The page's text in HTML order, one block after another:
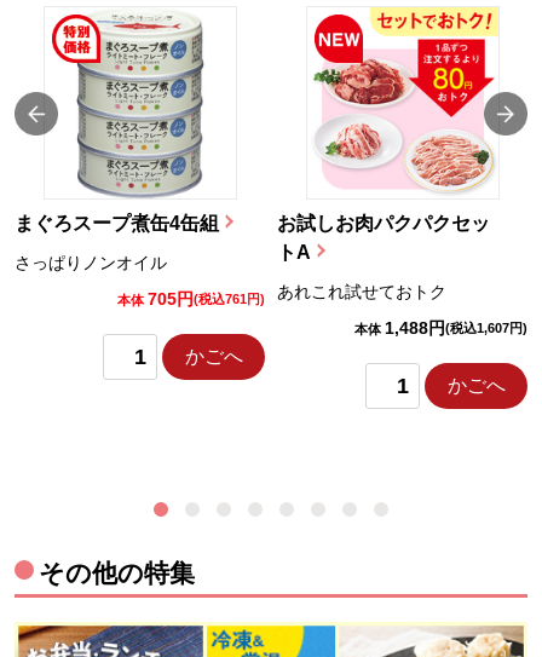
まぐろスープ煮缶4缶組
さっぱりノンオイル
本体 705円(税込761円)
かごへ
お試しお肉パクパクセッ
トA
あれこれ試せておトク
本体 1,488円(税込1,607円)
かごへ
その他の特集